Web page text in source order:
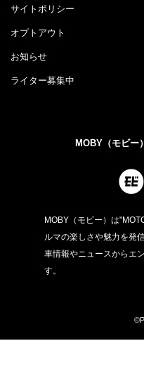
サイトポリシー
オプトアウト
お知らせ
ライター募集中
MOBY（モビー
MOBY（モビー）は
ルマの楽しさや魅力を発
車情報やニュースからエ
す。